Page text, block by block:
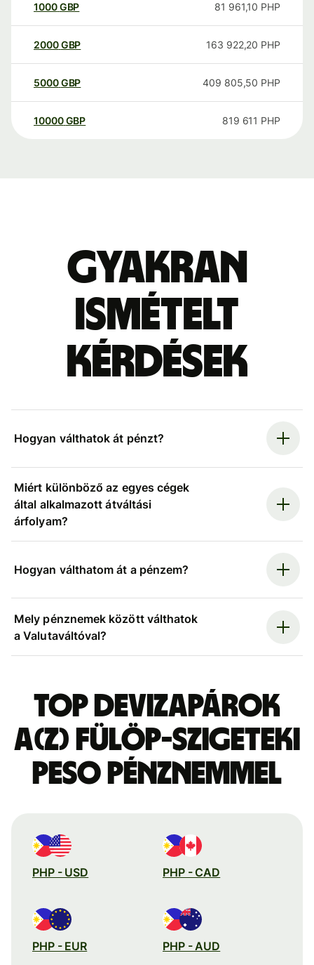
1000GBP 81 961,10 PHP
2000GBP 163 922,20 PHP
5000GBP 409 805,50 PHP
10000 GBP 819 611 PHP
Gyakran
ismételt
kérdések
Hogyan válthatok át pénzt?
Miért különböző az egyes cégek
által alkalmazott átváltási
árfolyam?
Hogyan válthatom át a pénzem?
Mely pénznemek között válthatok
a Valutaváltóval?
Top devizapárok
a(z) fülöp-szigeteki
peso pénznemmel
PHP - USD PHP - CAD
PHP - EUR PHP - AUD